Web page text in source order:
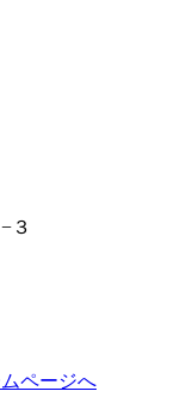
３
ページへ